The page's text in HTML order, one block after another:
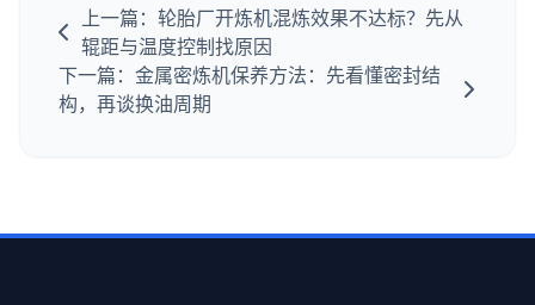
上一篇：轮胎厂开炼机混炼效果不达标？先从
辊距与温度控制找原因
下一篇：金属密炼机保养方法：先看懂密封结
构，再谈换油周期